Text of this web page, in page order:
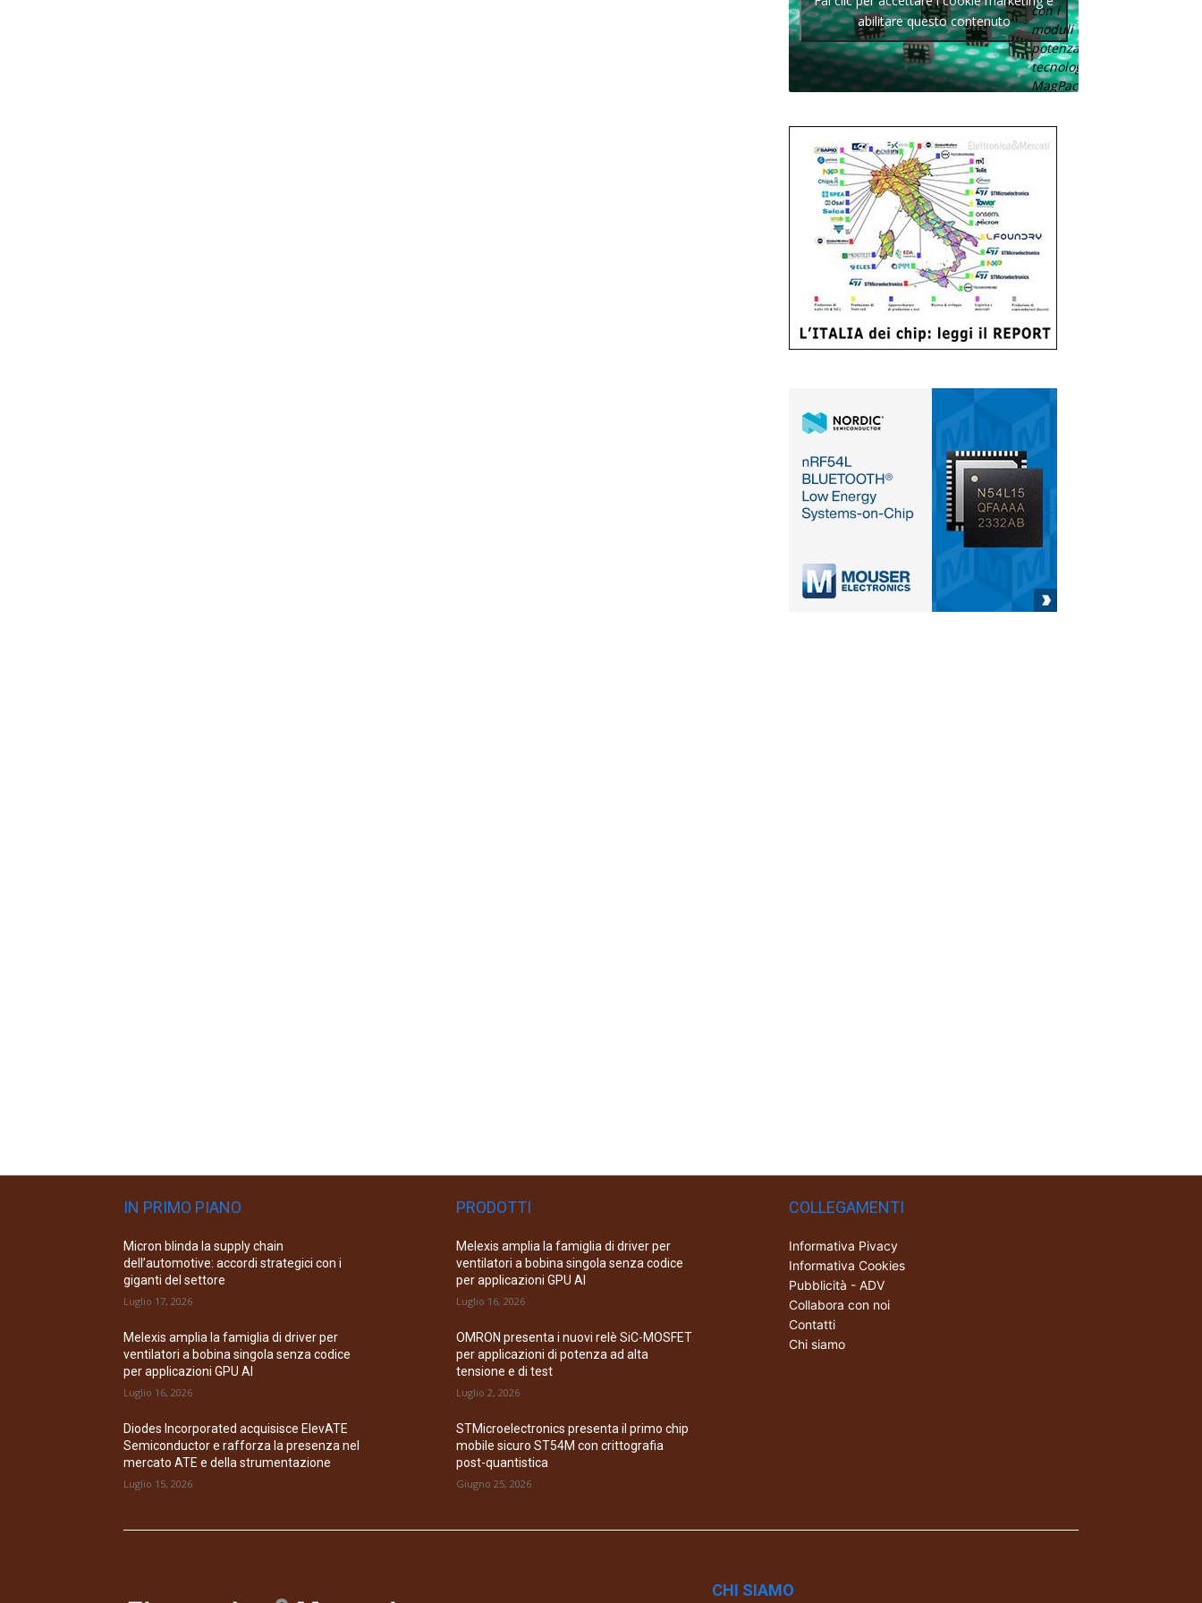
con i
moduli di
potenza con
tecnologia
MagPack.
abilitare questo contenuto
IN PRIMO PIANO
Micron blinda la supply chain
dell’automotive: accordi strategici con i
giganti del settore
Luglio 17, 2026
Melexis amplia la famiglia di driver per
ventilatori a bobina singola senza codice
per applicazioni GPU AI
Luglio 16, 2026
Diodes Incorporated acquisisce ElevATE
Semiconductor e rafforza la presenza nel
mercato ATE e della strumentazione
Luglio 15, 2026
PRODOTTI
Melexis amplia la famiglia di driver per
ventilatori a bobina singola senza codice
per applicazioni GPU AI
Luglio 16, 2026
OMRON presenta i nuovi relè SiC-MOSFET
per applicazioni di potenza ad alta
tensione e di test
Luglio 2, 2026
STMicroelectronics presenta il primo chip
mobile sicuro ST54M con crittografia
post-quantistica
Giugno 25, 2026
COLLEGAMENTI
Informativa Pivacy
Informativa Cookies
Pubblicità - ADV
Collabora con noi
Contatti
Chi siamo
CHI SIAMO